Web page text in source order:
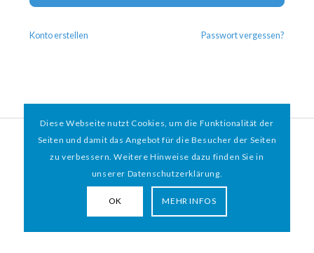
Konto erstellen Passwort vergessen?
© 2026 HAMBURGER*MIT HERZ e.V. | WEBDESIGN BY WEBIGAMI
Diese Webseite nutzt Cookies, um die Funktionalität der
Seiten und damit das Angebot für die Besucher der Seiten
zu verbessern. Weitere Hinweise dazu finden Sie in
unserer Datenschutzerklärung.
OK MEHR INFOS